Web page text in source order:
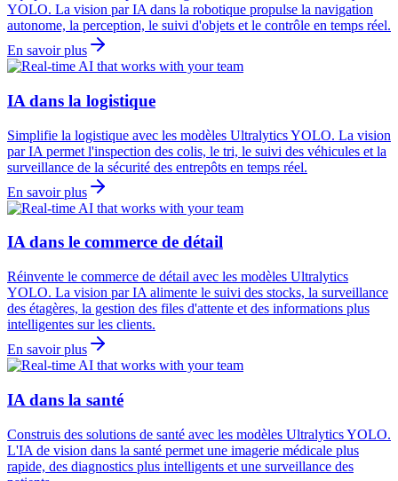
YOLO. La vision par IA dans la robotique propulse la navigation
autonome, la perception, le suivi d'objets et le contrôle en temps réel.
En savoir plus
IA dans la logistique
Simplifie la logistique avec les modèles Ultralytics YOLO. La vision
par IA permet l'inspection des colis, le tri, le suivi des véhicules et la
surveillance de la sécurité des entrepôts en temps réel.
En savoir plus
IA dans le commerce de détail
Réinvente le commerce de détail avec les modèles Ultralytics
YOLO. La vision par IA alimente le suivi des stocks, la surveillance
des étagères, la gestion des files d'attente et des informations plus
intelligentes sur les clients.
En savoir plus
IA dans la santé
Construis des solutions de santé avec les modèles Ultralytics YOLO.
L'IA de vision dans la santé permet une imagerie médicale plus
rapide, des diagnostics plus intelligents et une surveillance des